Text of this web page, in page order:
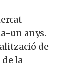
un anys.
de
la